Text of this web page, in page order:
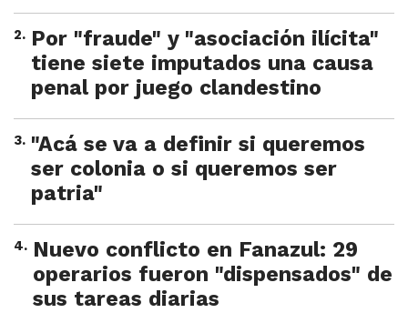
2. Por "fraude" y "asociación ilícita"
tiene siete imputados una causa
penal por juego clandestino
3. "Acá se va a definir si queremos
ser colonia o si queremos ser
patria"
4. Nuevo conflicto en Fanazul: 29
operarios fueron "dispensados" de
sus tareas diarias